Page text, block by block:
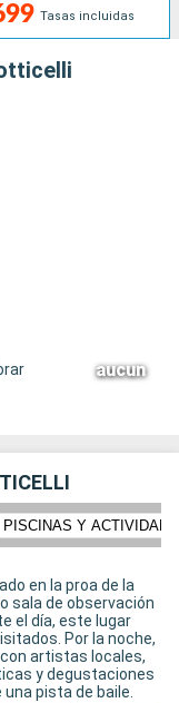
Tasas incluidas
aucun
PISCINAS Y
en la proa de la
sala de observación
el día, este lugar
Por la noche,
artistas locales,
y degustaciones
pista de baile.